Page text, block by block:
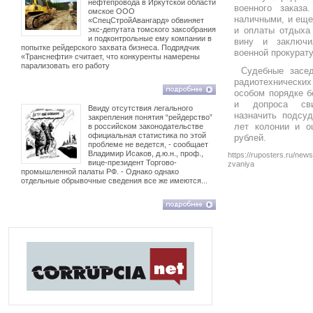
нефтепровода в Иркутской области
омское ООО
«СпецСтройАвангард» обвиняет
экс-депутата томского заксобрания
и подконтрольные ему компании в
попытке рейдерского захвата бизнеса. Подрядчик
«Транснефти» считает, что конкуренты намерены
парализовать его работу
Ввиду отсутствия легального
закрепления понятия “рейдерство”
в российском законодательстве
официальная статистика по этой
проблеме не ведется, - сообщает
Владимир Исаков, д.ю.н., проф.,
вице-президент Торгово-
промышленной палаты РФ. - Однако однако
отдельные обрывочные сведения все же имеются...
военного
наличными, и
и оплаты
вину и
военной
Судебные
особом порядке
и допроса
назначить
лет колонии и
рублей.
https://ruposters.ru/
zvaniya